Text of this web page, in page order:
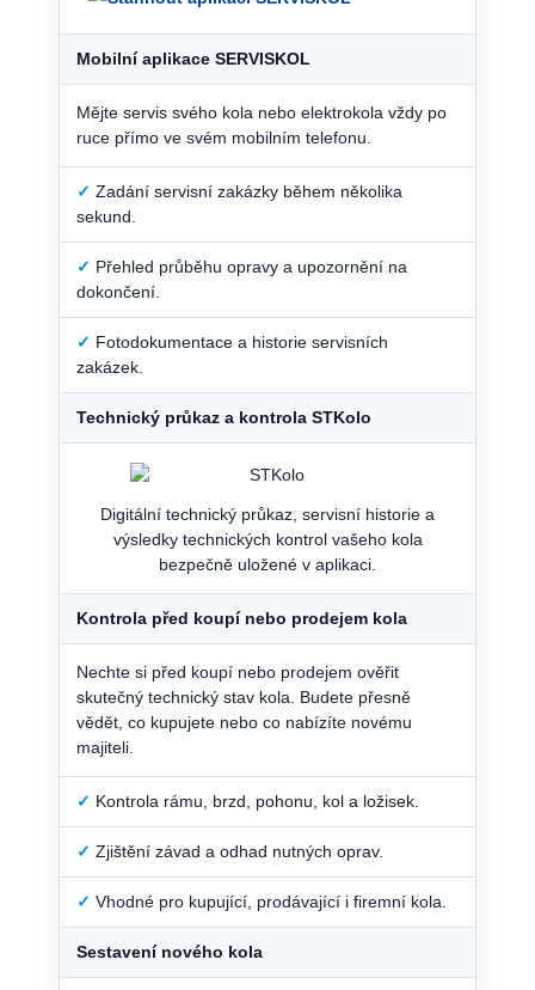
Mobilní aplikace SERVISKOL
Mějte servis svého kola nebo elektrokola vždy po
ruce přímo ve svém mobilním telefonu.
✓ Zadání servisní zakázky během několika
sekund.
✓ Přehled průběhu opravy a upozornění na
dokončení.
✓ Fotodokumentace a historie servisních
zakázek.
Technický průkaz a kontrola STKolo
Digitální technický průkaz, servisní historie a
výsledky technických kontrol vašeho kola
bezpečně uložené v aplikaci.
Kontrola před koupí nebo prodejem kola
Nechte si před koupí nebo prodejem ověřit
skutečný technický stav kola. Budete přesně
vědět, co kupujete nebo co nabízíte novému
majiteli.
✓ Kontrola rámu, brzd, pohonu, kol a ložisek.
✓ Zjištění závad a odhad nutných oprav.
✓ Vhodné pro kupující, prodávající i firemní kola.
Sestavení nového kola